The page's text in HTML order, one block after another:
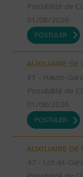
Possibilité de
01/08/2026
POSTULER
AUXILIAIRE DE
31 - Haute-
Possibilité de
01/08/2026
POSTULER
AUXILIAIRE DE
47 - Lot-et-